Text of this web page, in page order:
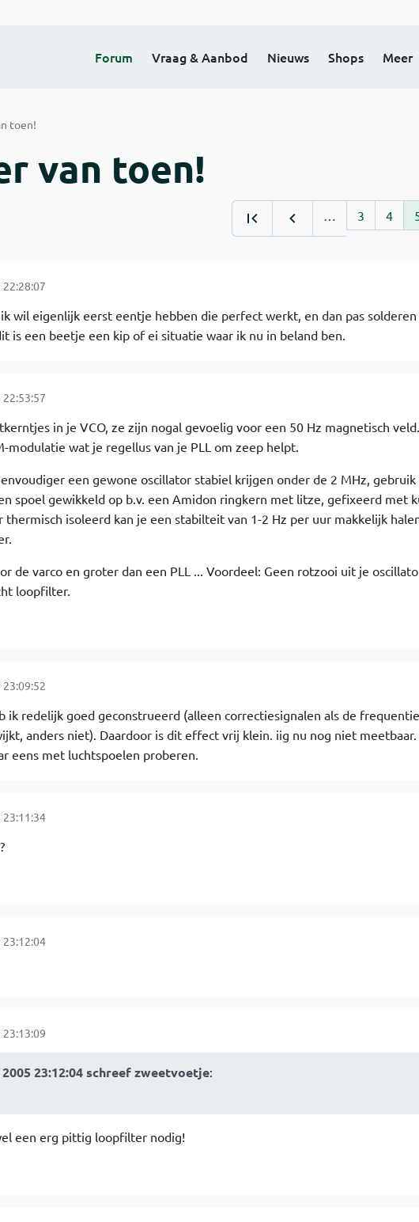
Forum Vraag & Aanbod Nieuws Shops Meer
toen!
van toen!
… 3 4
wil eigenlijk eerst eentje hebben die perfect werkt, en dan pas solderen
is een beetje een kip of ei situatie waar ik nu in beland ben.
in je VCO, ze zijn nogal gevoelig voor een 50 Hz magnetisch
modulatie wat je regellus van je PLL om zeep helpt.
een gewone oscillator stabiel krijgen onder de 2 MHz, gebruik
spoel gewikkeld op b.v. een Amidon ringkern met litze, gefixeerd met
thermisch isoleerd kan je een stabilteit van 1-2 Hz per uur makkelijk
de varco en groter dan een PLL ... Voordeel: Geen rotzooi uit je
loopfilter.
ik redelijk goed geconstrueerd (alleen correctiesignalen als de frequentie
anders niet). Daardoor is dit effect vrij klein. iig nu nog niet meetbaar.
eens met luchtspoelen proberen.
23:12:04 schreef zweetvoetje:
een erg pittig loopfilter nodig!